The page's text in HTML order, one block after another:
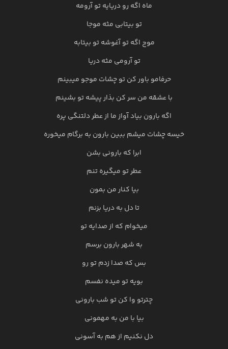
ماه اگه رو دریایه تو آرومه
تو بیتابی مثه موجا
موج اگه تو آغوشه تو بیتابه
تو آرومی مثه دریا
حرفامو باور کن تو چشات موجو میبینم
با عشقه من سر کن بذار پیشه تو بشینم
اگه بارون بیاد آواز ما از عطر دلتنگی پره
خیسه چشات میشم ببین بارون به برگام میخوره
ابرا که بارونی بشن
عطر تو میگیره تنم
بیا کنار من بمون
تا دل به دریا بزنم
میخوام که از صدایه تو
به شهر بارون برسم
بس که صدا زدم تو رو
بویه تو میده نفسم
چترتو وا کن تو شب بارونی
بیا با من به مهمونی
دل نکنیم از هم به آسونی